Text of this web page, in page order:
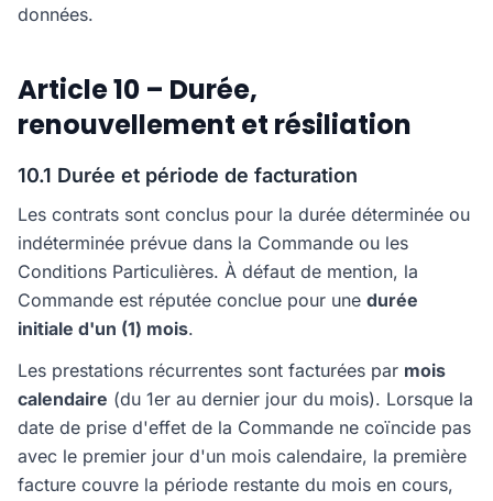
données.
Article 10 – Durée,
renouvellement et résiliation
10.1 Durée et période de facturation
Les contrats sont conclus pour la durée déterminée ou
indéterminée prévue dans la Commande ou les
Conditions Particulières. À défaut de mention, la
Commande est réputée conclue pour une durée
initiale d'un (1) mois.
Les prestations récurrentes sont facturées par mois
calendaire (du 1er au dernier jour du mois). Lorsque la
date de prise d'effet de la Commande ne coïncide pas
avec le premier jour d'un mois calendaire, la première
facture couvre la période restante du mois en cours,